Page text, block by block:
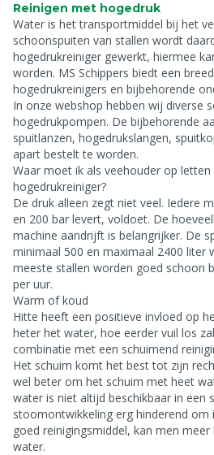
Reinigen met hogedruk
Water is het transportmiddel bij het
schoonspuiten van stallen wordt
hogedrukreiniger gewerkt, hiermee
worden. MS Schippers biedt een
hogedrukreinigers en bijbehorende
In onze webshop hebben wij diverse
hogedrukpompen. De bijbehorende
spuitlanzen, hogedrukslangen,
apart bestelt te worden.
Waar moet ik als veehouder op
hogedrukreiniger?
De druk alleen zegt niet veel. Iedere
en 200 bar levert, voldoet. De
machine aandrijft is belangrijker. De
minimaal 500 en maximaal 2400 liter
meeste stallen worden goed schoon
per uur.
Warm of koud
Hitte heeft een positieve invloed op
heter het water, hoe eerder vuil los
combinatie met een schuimend
Het schuim komt het best tot zijn
wel beter om het schuim met heet
water is niet altijd beschikbaar in een
stoomontwikkeling erg hinderend om
goed reinigingsmiddel, kan men
water.